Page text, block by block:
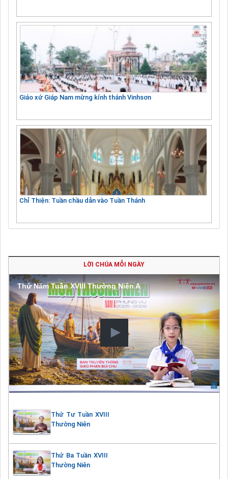
Giáo xứ Giáp Nam mừng kính thánh Vinhsơn
Chỉ Thiện: Tuần chầu dẫn vào Tuần Thánh
LỜI CHÚA MỖI NGÀY
Thứ Năm Tuần XVIII Thường Niên A
Thứ Tư Tuần XVIII
Thường Niên
Thứ Ba Tuần XVIII
Thường Niên